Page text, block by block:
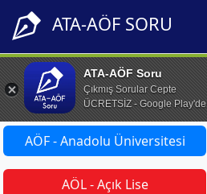
ATA-AÖF SORU
ATA-AÖF Soru
Çıkmış Sorular Cepte
ÜCRETSİZ - Google Play'de
AÖF - Anadolu Üniversitesi
AÖL - Açık Lise